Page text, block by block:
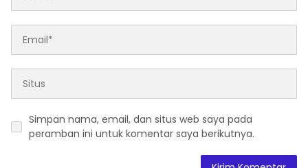
Simpan nama, email, dan situs web saya pada
peramban ini untuk komentar saya berikutnya.